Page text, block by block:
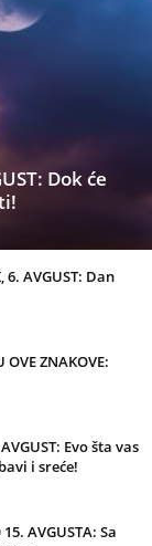
Dok će
6. AVGUST: Dan
OVE ZNAKOVE:
Evo šta vas
i sreće!
AVGUSTA: Sa